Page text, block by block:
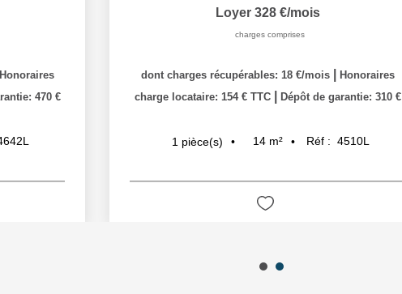
Honoraires
470 €
Loyer 328 €/mois
charges comprises
dont charges récupérables: 18 €/mois
Honoraires
charge locataire: 154 € TTC
Dépôt de garantie: 310 €
1 pièce(s) 14 m² Réf : 4510L